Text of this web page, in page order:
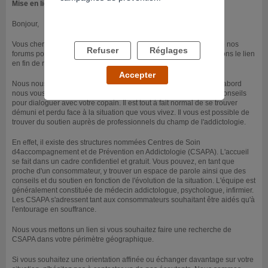
Mise en ligne le 12/08/2022
Bonjour,
Vous cherchiez peut-être à poster votre question dans le cadre de nos
forums pour échanger avec d’autres internautes. Nous vous mettons le lien
en fin de réponse si tel est le cas.
Nous nous permettons de réagir à ce qui vous préoccupe. Tout d'abord
nous vous mettons un lien vers un article où vous trouverez des conseils
pour dialoguer avec votre copain. Il est tout à fait normal de se trouver
démuni et perdu face à la situation que vous vivez. Il vous est possible de
trouver du soutien auprès de professionnels du champ de l'addictologie.
En effet, il existe des structures nommées Centres de Soin
d4accompagnement et de Prévention en Addictologie (CSAPA). L'accueil
se fait dans un cadre confidentiel et gratuit. Vous pouvez, en tant que
proche d'un consommateur, y trouver un espace de parole ainsi que des
conseils et du soutien en fonction de l'évolution de la situation. L'équipe est
généralement constituée de médecin addictologue, psychologue, infirmier.
Les CSAPA s'adressent tant aux consommateurs souhaitant être aidés qu'à
l'entourage en souffrance.
Nous vous mettons un lien si vous souhaitez faire une recherche de
CSAPA dans votre périmètre géographique.
Si vous souhaitez une orientation affinée ou échanger davantage sur votre
Refuser Réglages
Accepter